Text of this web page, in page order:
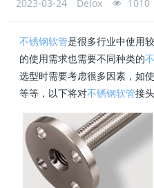
2023-03-24 Delox 1010
不锈钢软管是很多行业中使用
的使用需求也需要不同种类的
选型时需要考虑很多因素，如
等等，以下将对不锈钢软管接